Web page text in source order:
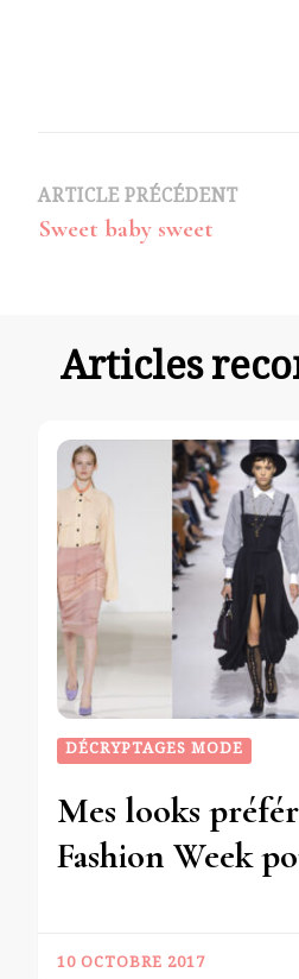
Navigation
d’article
ARTICLE PRÉCÉDENT
Sweet baby sweet
Articles
DÉCRYPTAGES MODE
Mes looks
Fashion Week
10 OCTOBRE 2017